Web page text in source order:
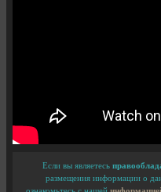
Если вы являетесь
размещения информации о